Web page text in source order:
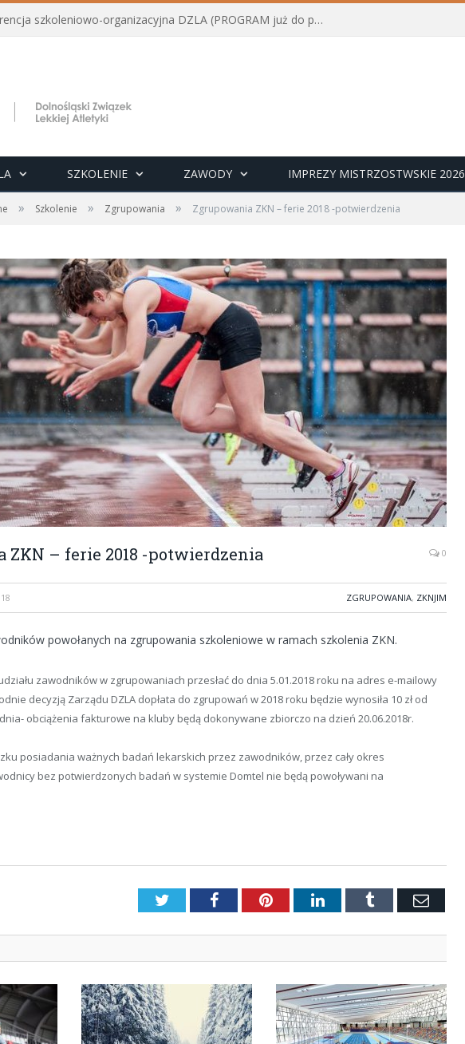
Konferencja szkoleniowo-organizacyjna DZLA (PROGRAM już do pobrania)
SZKOLENIE ZAWODY IMPREZY MISTRZOSTWSKIE 2026
» Szkolenie » Zgrupowania » Zgrupowania ZKN – ferie 2018 -potwierdzenia
ZKN – ferie 2018 -potwierdzenia 0
ZGRUPOWANIA, ZKNJIM
powołanych na zgrupowania szkoleniowe w ramach szkolenia ZKN.
zawodników w zgrupowaniach przesłać do dnia 5.01.2018 roku na adres e-mailowy
decyzją Zarządu DZLA dopłata do zgrupowań w 2018 roku będzie wynosiła 10 zł od
obciążenia fakturowe na kluby będą dokonywane zbiorczo na dzień 20.06.2018r.
posiadania ważnych badań lekarskich przez zawodników, przez cały okres
bez potwierdzonych badań w systemie Domtel nie będą powoływani na
TwitterFacebookPinterestLinkedInTumblr Email